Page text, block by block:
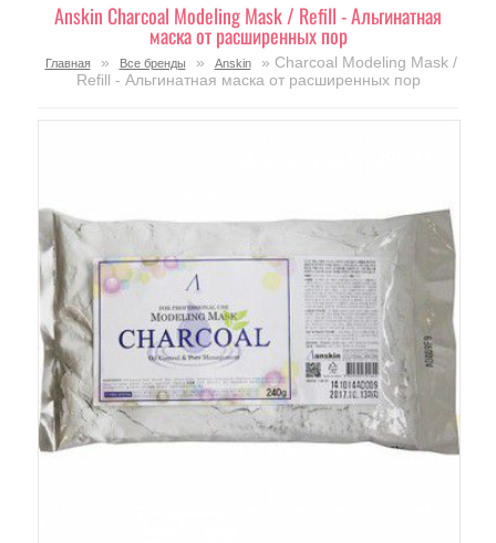
Anskin Charcoal Modeling Mask / Refill - Альгинатная
маска от расширенных пор
Главная » Все бренды » Anskin
» Charcoal Modeling Mask /
Refill - Альгинатная маска от расширенных пор